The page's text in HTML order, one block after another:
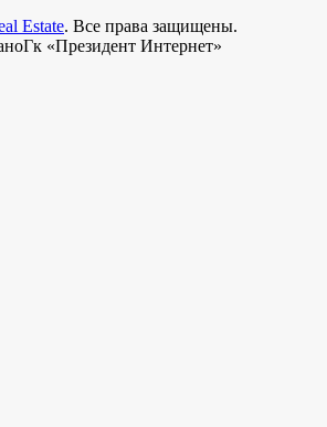
Estate. Все права защищены.
«Президент Интернет»